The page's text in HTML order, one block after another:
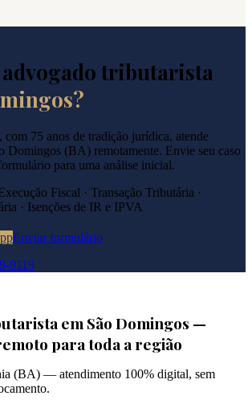
advogado tributarista
?
75 anos de tradição jurídica, atende
Domingos (BA) remotamente. Envie seu caso
para uma análise inicial.
Fiscal · Transação Tributária ·
· Isenções de IR e IPVA
Enviar formulário
9119
em São Domingos —
para toda a região
(BA) — atendimento 100% digital, sem